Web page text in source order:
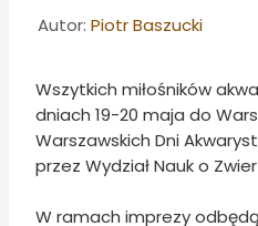
Informacje o artykule
Autor: Piotr Baszucki
Wszytkich miłośników
dniach 19-20 maja do
Warszawskich Dni
przez Wydział Nauk o
W ramach imprezy